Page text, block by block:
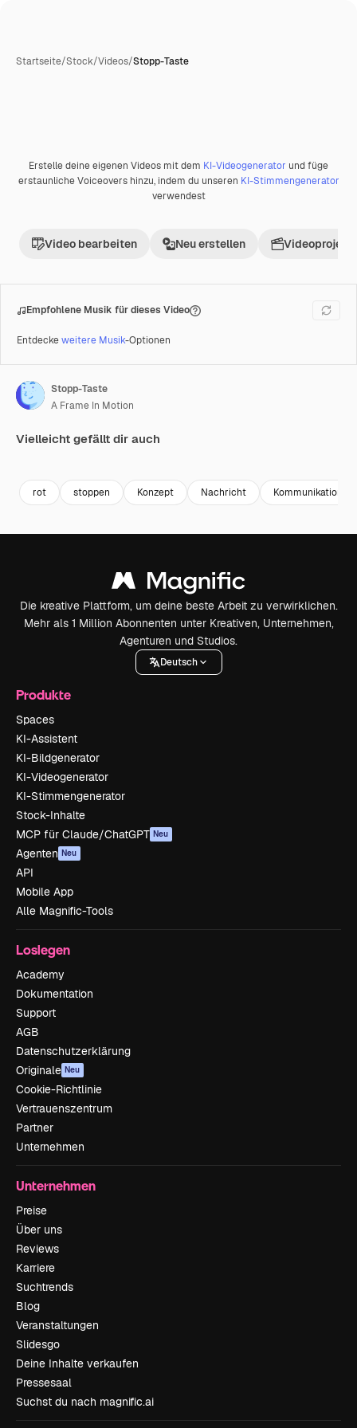
Startseite/Stock/Videos/Stopp-Taste
Premium
Erstelle deine eigenen Videos mit dem KI-Videogenerator und füge
erstaunliche Voiceovers hinzu, indem du unseren KI-Stimmengenerator
verwendest
Video bearbeiten Neu erstellen Videoprojekt
Empfohlene Musik für dieses Video
Entdeckeweitere Musik-Optionen
Stopp-Taste
A Frame In Motion
Vielleicht gefällt dir auch
rot stoppen Konzept Nachricht Kommunikation
Die kreative Plattform, um deine beste Arbeit zu verwirklichen.
Mehr als 1 Million Abonnenten unter Kreativen, Unternehmen,
Agenturen und Studios.
Deutsch
Produkte
Spaces
KI-Assistent
KI-Bildgenerator
KI-Videogenerator
KI-Stimmengenerator
Stock-Inhalte
MCP für Claude/ChatGPT Neu
Agenten Neu
API
Mobile App
Alle Magnific-Tools
Loslegen
Academy
Dokumentation
Support
AGB
Datenschutzerklärung
Originale Neu
Cookie-Richtlinie
Vertrauenszentrum
Partner
Unternehmen
Unternehmen
Preise
Über uns
Reviews
Karriere
Suchtrends
Blog
Veranstaltungen
Slidesgo
Deine Inhalte verkaufen
Pressesaal
Suchst du nach magnific.ai